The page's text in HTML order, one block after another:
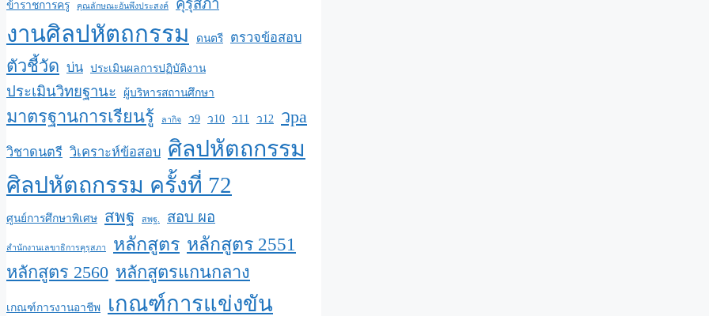
ข้าราชการครู
คุณลักษณะอันพึงประสงค์
งานศิลปหัตถกรรม ดนตรี ตรวจข้อสอบ
ตัวชี้วัด บ่น ประเมินผลการปฏิบัติงาน
ประเมินวิทยฐานะ ผู้บริหารสถานศึกษา
มาตรฐานการเรียนรู้ ลากิจ ว9 ว10 ว11 ว12 วpa
วิชาดนตรี วิเคราะห์ข้อสอบ ศิลปหัตถกรรม
ศิลปหัตถกรรม ครั้งที่ 72
ศูนย์การศึกษาพิเศษ สพฐ สพฐ. สอบ ผอ
สำนักงานเลขาธิการคุรุสภา หลักสูตร หลักสูตร 2551
หลักสูตร 2560 หลักสูตรแกนกลาง
เกณฑ์การงานอาชีพ เกณฑ์การแข่งขัน